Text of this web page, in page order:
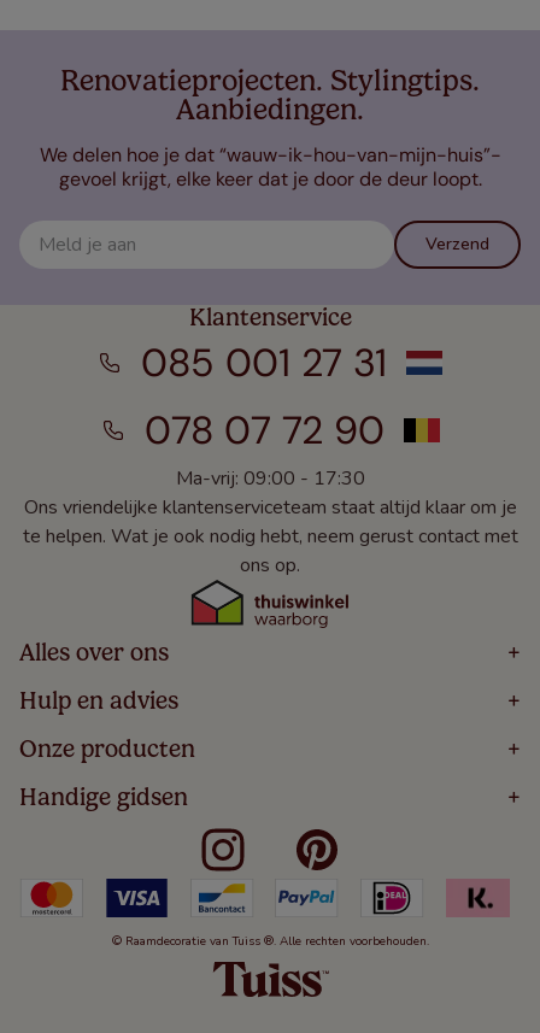
Renovatieprojecten. Stylingtips.
Aanbiedingen.
We delen hoe je dat “wauw-ik-hou-van-mijn-huis”-
gevoel krijgt, elke keer dat je door de deur loopt.
Verzend
Klantenservice
085 001 27 31
078 07 72 90
Ma-vrij: 09:00 - 17:30
Ons vriendelijke klantenserviceteam staat altijd klaar om je
te helpen. Wat je ook nodig hebt, neem gerust contact met
ons op.
Alles over ons +
Home
Over
Bestellen
Winacties
Veelgestelde Vragen
Hulp en advies +
Volg Je Bestelling
Levering
5 Jaar Garantie
Algemene Voorwaarden
Kindveiligheid
Cookies
Herroepingsrecht
Onze producten +
Houten Jaloezieën
Rolgordijnen
Verticale Jaloezieën
Duo Rolgordijnen
Duo Plisségordijnen
Handige gidsen +
Meten Voor Raamdecoratie
Badkamer Raamdecoratie
Slaapkamer Raamdecoratie
Keuken Raamdecoratie
De Jaloezieën Gids
Jaloezieënwoordenboek
© Raamdecoratie van Tuiss ®. Alle rechten voorbehouden.